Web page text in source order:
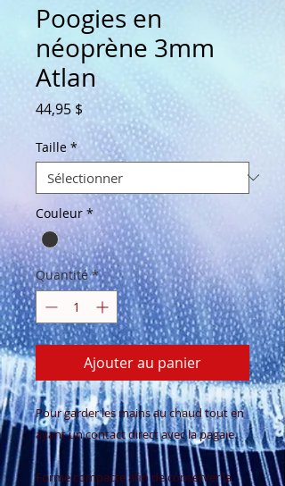
Poogies en
néoprène 3mm
Atlan
44,95 $Prix
Taille *
Couleur *
Quantité *
Ajouter au panier
Pour garder les mains au chaud tout en
ayant un contact direct avec la pagaie.
Forme compacte afin de conserver la